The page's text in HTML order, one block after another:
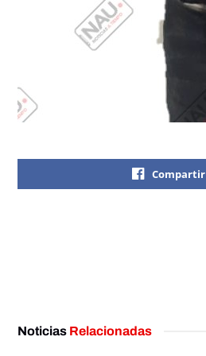
Compartir
Noticias Relacionadas